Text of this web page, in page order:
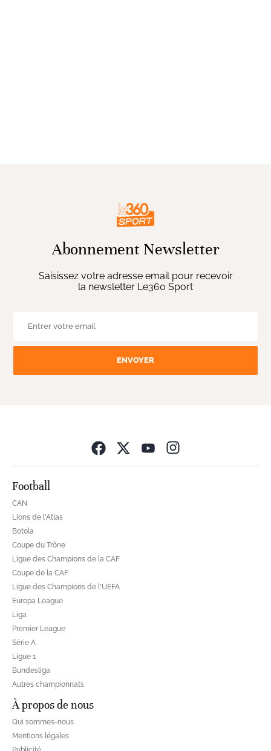
Abonnement Newsletter
Saisissez votre adresse email pour recevoir
la newsletter Le360 Sport
ENVOYER
Football
CAN
Lions de l'Atlas
Botola
Coupe du Trône
Ligue des Champions de la CAF
Coupe de la CAF
Ligue des Champions de l'UEFA
Europa League
Liga
Premier League
Série A
Ligue 1
Bundesliga
Autres championnats
À propos de nous
Qui sommes-nous
Mentions légales